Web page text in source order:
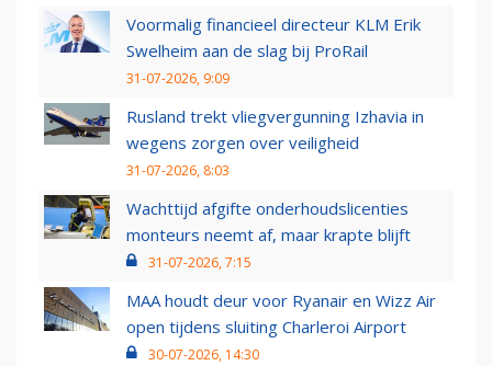
Voormalig financieel directeur KLM Erik
Swelheim aan de slag bij ProRail
31-07-2026, 9:09
Rusland trekt vliegvergunning Izhavia in
wegens zorgen over veiligheid
31-07-2026, 8:03
Wachttijd afgifte onderhoudslicenties
monteurs neemt af, maar krapte blijft
31-07-2026, 7:15
MAA houdt deur voor Ryanair en Wizz Air
open tijdens sluiting Charleroi Airport
30-07-2026, 14:30